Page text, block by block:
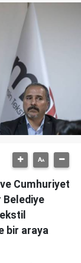
Cumhuriyet
Belediye
bir araya